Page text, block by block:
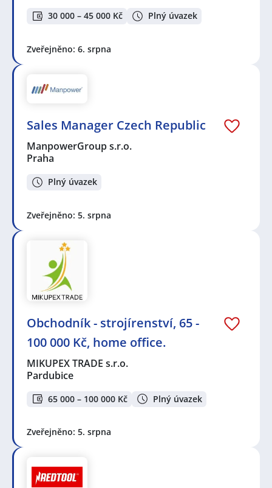
30 000 – 45 000 Kč Plný úvazek
Zveřejněno: 6. srpna
Sales Manager Czech Republic
ManpowerGroup s.r.o.
Praha
Plný úvazek
Zveřejněno: 5. srpna
Obchodník - strojírenství, 65 -
100 000 Kč, home office.
MIKUPEX TRADE s.r.o.
Pardubice
65 000 – 100 000 Kč Plný úvazek
Zveřejněno: 5. srpna